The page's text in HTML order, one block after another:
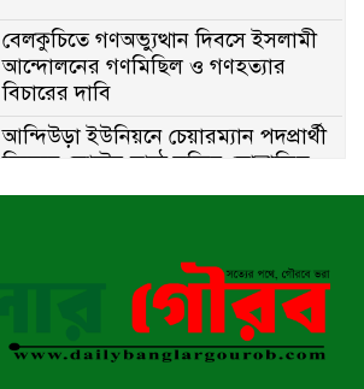
বেলকুচিতে গণঅভ্যুত্থান দিবসে ইসলামী
আন্দোলনের গণমিছিল ও গণহত্যার
বিচারের দাবি
আন্দিউড়া ইউনিয়নে চেয়ারম্যান পদপ্রার্থী
হিসেবে ভোটের মাঠে সক্রিয় মোত্তাকিম
চৌধুরী
নওগাঁয় সন্ত্রাসী হামলায় বিএনপি নেতা
গুরুতর জখম